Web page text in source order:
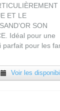
ET LE
SON
Idéal pour une
pour les
Voir les